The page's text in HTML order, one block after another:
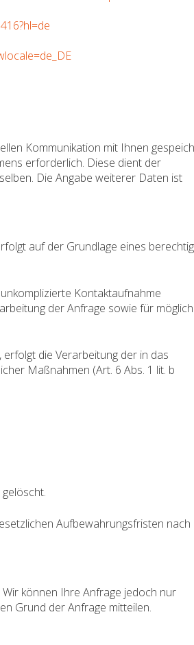
Kommunikation mit Ihnen
erforderlich. Diese dient der
Die Angabe weiterer Daten ist
auf der Grundlage eines
Kontaktaufnahme
der Anfrage sowie für
die Verarbeitung der in das
Maßnahmen (Art. 6 Abs. 1 lit. b
Aufbewahrungsfristen nach
können Ihre Anfrage jedoch nur
Grund der Anfrage mitteilen.